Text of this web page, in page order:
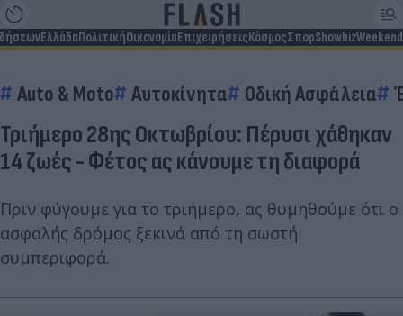
ΕλλάδαΠολιτικήΟικονομίαΕπιχειρήσειςΚόσμοςΣπορShowbizWeekend
Auto & Moto Αυτοκίνητα Οδική Ασφάλεια
Τριήμερο 28ης Οκτωβρίου: Πέρυσι χάθηκαν
14 ζωές - Φέτος ας κάνουμε τη διαφορά
Πριν φύγουμε για το τριήμερο, ας θυμηθούμε ότι ο
ασφαλής δρόμος ξεκινά από τη σωστή
συμπεριφορά.